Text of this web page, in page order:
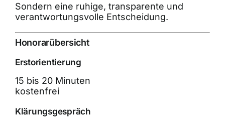
Sondern eine ruhige, transparente und
verantwortungsvolle Entscheidung.
Honorarübersicht
Erstorientierung
15 bis 20 Minuten
kostenfrei
Klärungsgespräch